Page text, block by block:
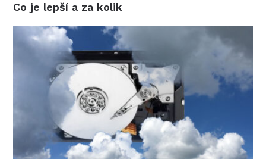
Co je lepší a za kolik